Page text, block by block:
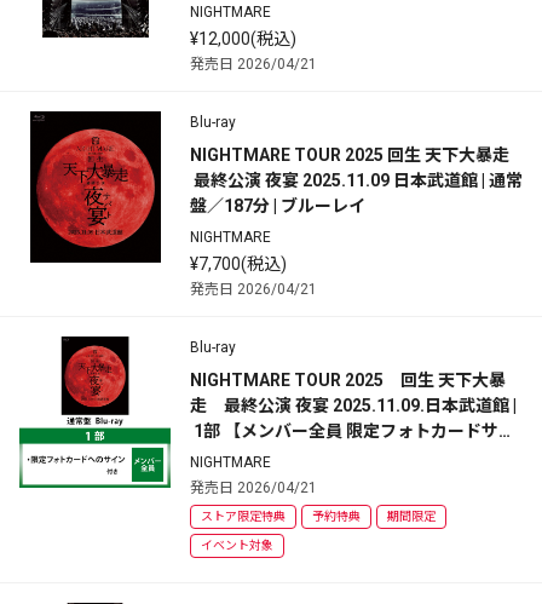
NIGHTMARE
¥12,000(税込)
発売日 2026/04/21
Blu-ray
NIGHTMARE TOUR 2025 回生 天下大暴走
最終公演 夜宴 2025.11.09 日本武道館 | 通常
盤／187分 | ブルーレイ
NIGHTMARE
¥7,700(税込)
発売日 2026/04/21
Blu-ray
NIGHTMARE TOUR 2025　回生 天下大暴
走　最終公演 夜宴 2025.11.09.日本武道館 |
1部 【メンバー全員 限定フォトカードサイ
ン】イベント参加券付 | 通常盤
NIGHTMARE
発売日 2026/04/21
ストア限定特典 予約特典 期間限定
イベント対象